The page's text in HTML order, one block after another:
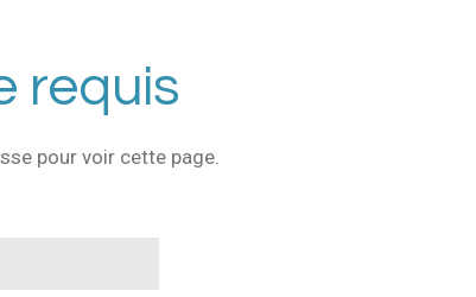
requis
pour voir cette page.